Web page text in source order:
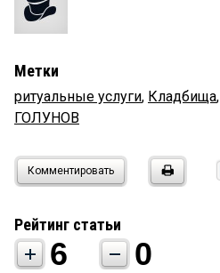
Метки
ритуальные услуги, Кладбища,
ГОЛУНОВ
Комментировать
Рейтинг статьи
6 0